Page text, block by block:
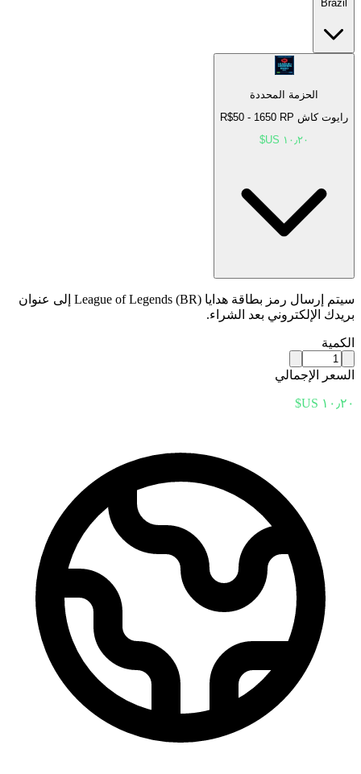
Brazil
الحزمة المحددة
رايوت كاش R$50 - 1650 RP
سيتم إرسال رمز بطاقة هدايا League of Legends (BR) إلى عنوان
بريدك الإلكتروني بعد الشراء.
الكمية
السعر الإجمالي